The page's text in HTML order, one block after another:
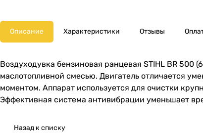
Описание Характеристики Отзывы
Воздуходувка бензиновая ранцевая STIHL BR 500
маслотопливной смесью. Двигатель отличается
моментом. Аппарат используется для очистки
Эффективная система антивибрации уменьшает
Назад к списку